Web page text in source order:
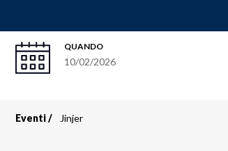
QUANDO
10/02/2026
Briciole
Eventi Jinjer